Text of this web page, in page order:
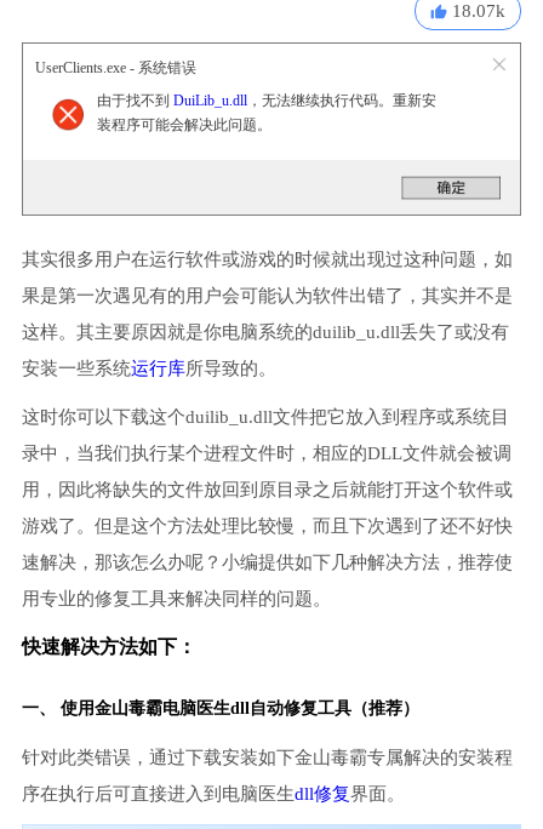
18.07k
UserClients.exe - 系统错误
由于找不到 DuiLib_u.dll，无法继续执行代码。重新安
装程序可能会解决此问题。
其实很多用户在运行软件或游戏的时候就出现过这种问题，如
果是第一次遇见有的用户会可能认为软件出错了，其实并不是
这样。其主要原因就是你电脑系统的duilib_u.dll丢失了或没有
安装一些系统运行库所导致的。
这时你可以下载这个duilib_u.dll文件把它放入到程序或系统目
录中，当我们执行某个进程文件时，相应的DLL文件就会被调
用，因此将缺失的文件放回到原目录之后就能打开这个软件或
游戏了。但是这个方法处理比较慢，而且下次遇到了还不好快
速解决，那该怎么办呢？小编提供如下几种解决方法，推荐使
用专业的修复工具来解决同样的问题。
快速解决方法如下：
一、 使用金山毒霸电脑医生dll自动修复工具（推荐）
针对此类错误，通过下载安装如下金山毒霸专属解决的安装程
序在执行后可直接进入到电脑医生dll修复界面。